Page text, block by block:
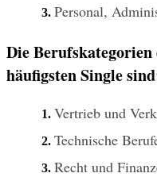
Personal,
Die
häufigsten Single
Vertrieb und
Technische
Recht und